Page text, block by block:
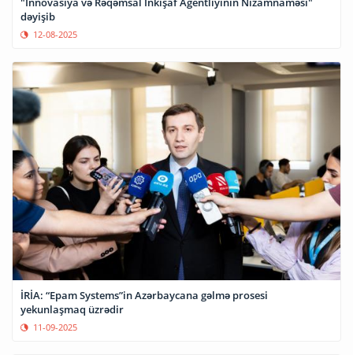
dəyişib
12-08-2025
İRİA: “Epam Systems”in Azərbaycana gəlmə prosesi
yekunlaşmaq üzrədir
11-09-2025